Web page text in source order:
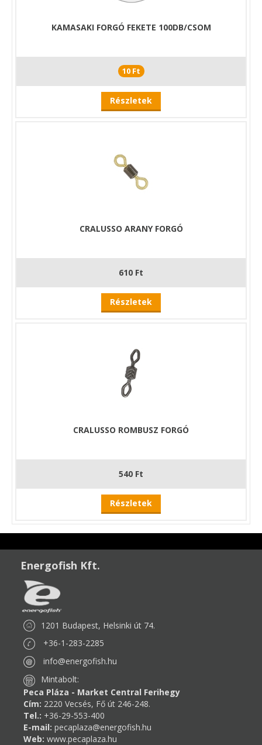
KAMASAKI FORGÓ FEKETE 100DB/CSOM
10 Ft
Részletek
CRALUSSO ARANY FORGÓ
610 Ft
Részletek
CRALUSSO ROMBUSZ FORGÓ
540 Ft
Részletek
Energofish Kft.
1201 Budapest, Helsinki út 74.
+36-1-283-2285
info@energofish.hu
Mintabolt:
Peca Pláza - Market Central Ferihegy
Cím: 2220 Vecsés, Fő út 246-248.
Tel.: +36-29-553-400
E-mail: pecaplaza@energofish.hu
Web: www.pecaplaza.hu